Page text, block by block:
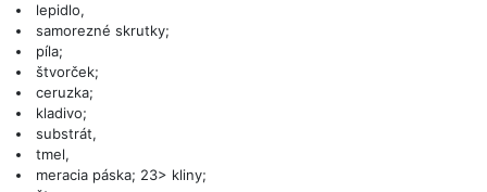
lepidlo,
samorezné skrutky;
píla;
štvorček;
ceruzka;
kladivo;
substrát,
tmel,
meracia páska; 23> kliny;